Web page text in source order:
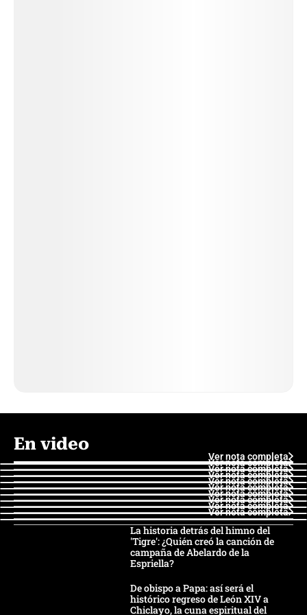
En video
Ver nota completa
Ver nota completa
Ver nota completa
Ver nota completa
Ver nota completa
Ver nota completa
Ver nota completa
Ver nota completa
Ver nota completa
Ver nota completa
La historia detrás del himno del
'Tigre': ¿Quién creó la canción de
campaña de Abelardo de la
Espriella?
De obispo a Papa: así será el
histórico regreso de León XIV a
Chiclayo, la cuna espiritual del